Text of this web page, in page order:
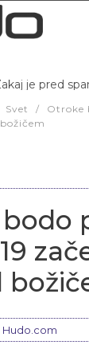
je pred
Svet /
Otroke
Hudo.com